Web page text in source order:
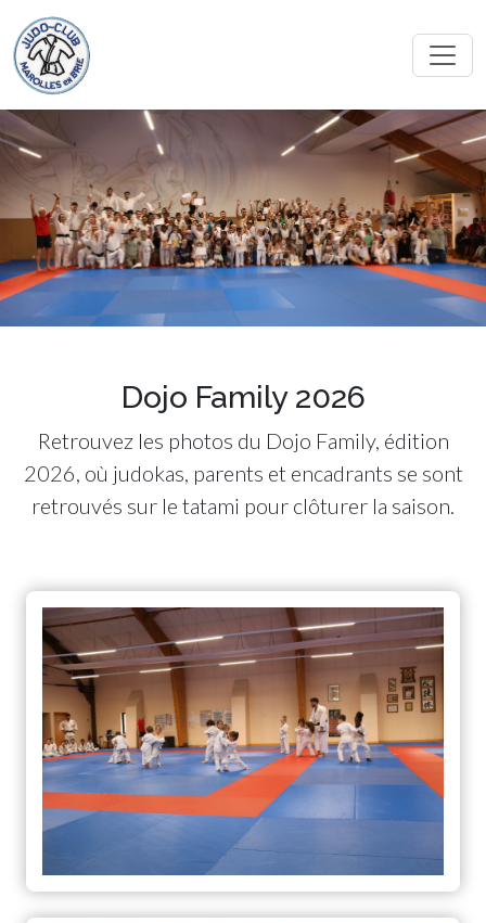
Dojo Family 2026
Retrouvez les photos du Dojo Family, édition
2026, où judokas, parents et encadrants se sont
retrouvés sur le tatami pour clôturer la saison.